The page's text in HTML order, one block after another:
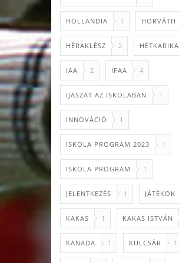
HOLLANDIA 1 HORVÁTH
HÉRAKLÉSZ 2 HÉTKARIKA
IAA 2 IFAA 4
IJASZAT AZ ISKOLABAN 1
INNOVÁCIÓ 1
ISKOLA PROGRAM 2023 1
ISKOLA PROGRAM 1
JELENTKEZÉS 1 JÁTÉKOK
KAKAS 1 KAKAS ISTVÁN
KANADA 1 KULCSÁR 1